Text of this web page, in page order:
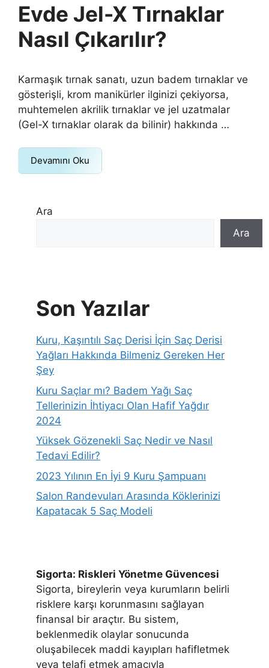
Evde Jel-X Tırnaklar
Nasıl Çıkarılır?
Karmaşık tırnak sanatı, uzun badem tırnaklar ve
gösterişli, krom manikürler ilginizi çekiyorsa,
muhtemelen akrilik tırnaklar ve jel uzatmalar
(Gel-X tırnaklar olarak da bilinir) hakkında …
Devamını Oku
Ara
Ara
Son Yazılar
Kuru, Kaşıntılı Saç Derisi İçin Saç Derisi
Yağları Hakkında Bilmeniz Gereken Her
Şey
Kuru Saçlar mı? Badem Yağı Saç
Tellerinizin İhtiyacı Olan Hafif Yağdır
2024
Yüksek Gözenekli Saç Nedir ve Nasıl
Tedavi Edilir?
2023 Yılının En İyi 9 Kuru Şampuanı
Salon Randevuları Arasında Köklerinizi
Kapatacak 5 Saç Modeli
Sigorta: Riskleri Yönetme Güvencesi
Sigorta, bireylerin veya kurumların belirli
risklere karşı korunmasını sağlayan
finansal bir araçtır. Bu sistem,
beklenmedik olaylar sonucunda
oluşabilecek maddi kayıpları hafifletmek
veya telafi etmek amacıyla